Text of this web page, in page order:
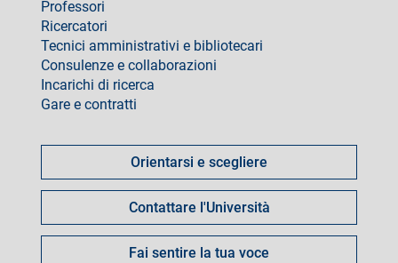
Professori
Ricercatori
Tecnici amministrativi e bibliotecari
Consulenze e collaborazioni
Incarichi di ricerca
Gare e contratti
fare
Orientarsi e scegliere
Contattare l'Università
Fai sentire la tua voce